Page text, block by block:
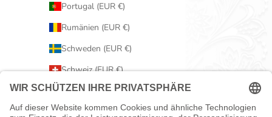
Portugal (EUR €)
Rumänien (EUR €)
Schweden (EUR €)
Schweiz (EUR €)
Serbien (EUR €)
Slowakei (EUR €)